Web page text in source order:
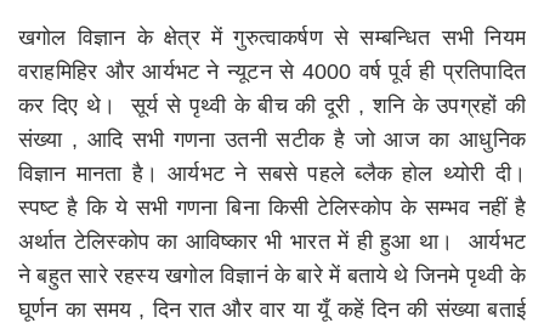
खगोल विज्ञान के क्षेत्र में गुरुत्वाकर्षण से सम्बन्धित सभी नियम
वराहमिहिर और आर्यभट ने न्यूटन से 4000 वर्ष पूर्व ही प्रतिपादित
कर दिए थे। सूर्य से पृथ्वी के बीच की दूरी , शनि के उपग्रहों की
संख्या , आदि सभी गणना उतनी सटीक है जो आज का आधुनिक
विज्ञान मानता है। आर्यभट ने सबसे पहले ब्लैक होल थ्योरी दी।
स्पष्ट है कि ये सभी गणना बिना किसी टेलिस्कोप के सम्भव नहीं है
अर्थात टेलिस्कोप का आविष्कार भी भारत में ही हुआ था। आर्यभट
ने बहुत सारे रहस्य खगोल विज्ञानं के बारे में बताये थे जिनमे पृथ्वी के
घूर्णन का समय , दिन रात और वार या यूँ कहें दिन की संख्या बताई